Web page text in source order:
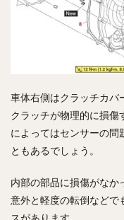
車体右側はクラッチカバ
クラッチが物理的に損傷
によってはセンサーの問
ともあるでしょう。
内部の部品に損傷がなか
意外と軽度の転倒などで
スがあります。